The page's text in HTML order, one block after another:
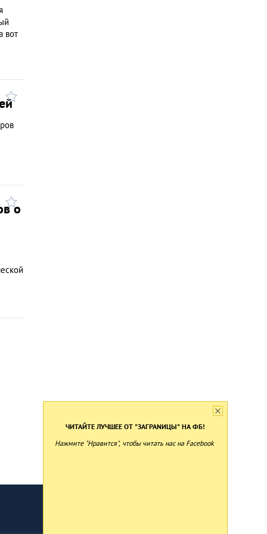
вот
о
ЧИТАЙТЕ ЛУЧШЕЕ ОТ "ЗАГРАNИЦЫ" НА ФБ!
Нажмите "Нравится", чтобы читать нас на Facebook